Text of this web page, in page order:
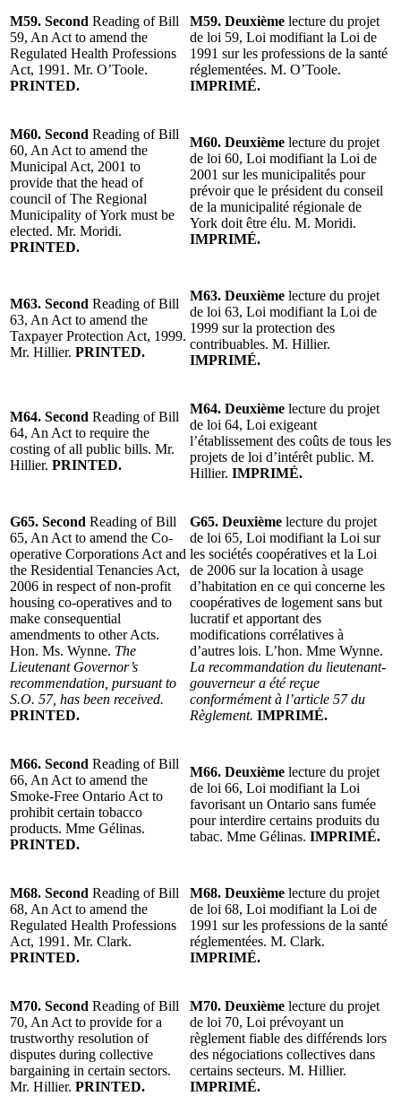
M59. Second Reading of Bill
59, An Act to amend the
Regulated Health Professions
Act, 1991. Mr. O’Toole.
PRINTED.
M59. Deuxième lecture du projet
de loi 59, Loi modifiant la Loi de
1991 sur les professions de la santé
réglementées. M. O’Toole.
IMPRIMÉ.
M60. Second Reading of Bill
60, An Act to amend the
Municipal Act, 2001 to
provide that the head of
council of The Regional
Municipality of York must be
elected. Mr. Moridi.
PRINTED.
M60. Deuxième lecture du projet
de loi 60, Loi modifiant la Loi de
2001 sur les municipalités pour
prévoir que le président du conseil
de la municipalité régionale de
York doit être élu. M. Moridi.
IMPRIMÉ.
M63. Second Reading of Bill
63, An Act to amend the
Taxpayer Protection Act, 1999.
Mr. Hillier. PRINTED.
M63. Deuxième lecture du projet
de loi 63, Loi modifiant la Loi de
1999 sur la protection des
contribuables. M. Hillier.
IMPRIMÉ.
M64. Second Reading of Bill
64, An Act to require the
costing of all public bills. Mr.
Hillier. PRINTED.
M64. Deuxième lecture du projet
de loi 64, Loi exigeant
l’établissement des coûts de tous les
projets de loi d’intérêt public. M.
Hillier. IMPRIMÉ.
G65. Second Reading of Bill
65, An Act to amend the Co-
operative Corporations Act and
the Residential Tenancies Act,
2006 in respect of non-profit
housing co-operatives and to
make consequential
amendments to other Acts.
Hon. Ms. Wynne. The
Lieutenant Governor’s
recommendation, pursuant to
S.O. 57, has been received.
PRINTED.
G65. Deuxième lecture du projet
de loi 65, Loi modifiant la Loi sur
les sociétés coopératives et la Loi
de 2006 sur la location à usage
d’habitation en ce qui concerne les
coopératives de logement sans but
lucratif et apportant des
modifications corrélatives à
d’autres lois. L’hon. Mme Wynne.
La recommandation du lieutenant-
gouverneur a été reçue
conformément à l’article 57 du
Règlement. IMPRIMÉ.
M66. Second Reading of Bill
66, An Act to amend the
Smoke-Free Ontario Act to
prohibit certain tobacco
products. Mme Gélinas.
PRINTED.
M66. Deuxième lecture du projet
de loi 66, Loi modifiant la Loi
favorisant un Ontario sans fumée
pour interdire certains produits du
tabac. Mme Gélinas. IMPRIMÉ.
M68. Second Reading of Bill
68, An Act to amend the
Regulated Health Professions
Act, 1991. Mr. Clark.
PRINTED.
M68. Deuxième lecture du projet
de loi 68, Loi modifiant la Loi de
1991 sur les professions de la santé
réglementées. M. Clark.
IMPRIMÉ.
M70. Second Reading of Bill
70, An Act to provide for a
trustworthy resolution of
disputes during collective
bargaining in certain sectors.
Mr. Hillier. PRINTED.
M70. Deuxième lecture du projet
de loi 70, Loi prévoyant un
règlement fiable des différends lors
des négociations collectives dans
certains secteurs. M. Hillier.
IMPRIMÉ.